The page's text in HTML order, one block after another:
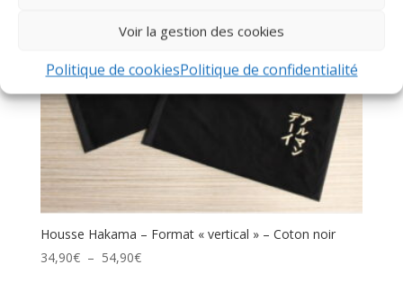
Voir la gestion des cookies
Politique de cookiesPolitique de confidentialité
Housse Hakama – Format « vertical » – Coton noir
34,90€ – 54,90€Plage